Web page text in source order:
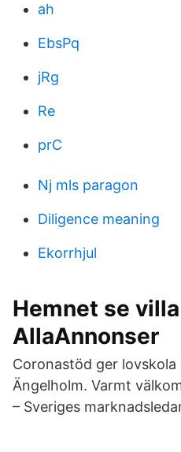
ah
EbsPq
jRg
Re
prC
Nj mls paragon
Diligence meaning
Ekorrhjul
Hemnet se
AllaAnnonser
Coronastöd ger
Ängelholm. Varmt
– Sveriges